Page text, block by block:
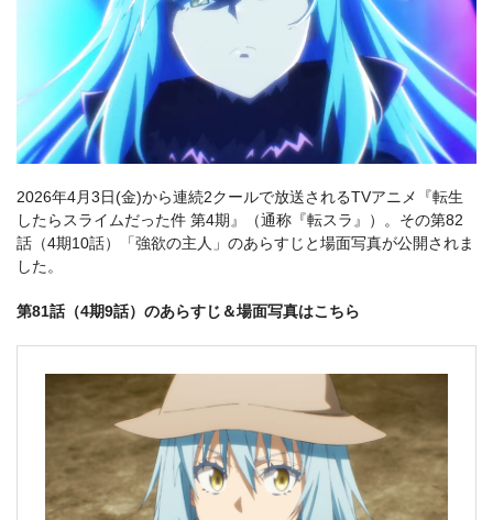
2026年4月3日(金)から連続2クールで放送されるTVアニメ『転生
したらスライムだった件 第4期』（通称『転スラ』）。その第82
話（4期10話）「強欲の主人」のあらすじと場面写真が公開されま
した。
第81話（4期9話）のあらすじ＆場面写真はこちら